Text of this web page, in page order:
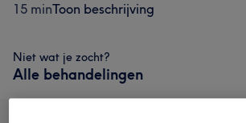
15 minToon beschrijving
Niet wat je zocht?
Alle behandelingen